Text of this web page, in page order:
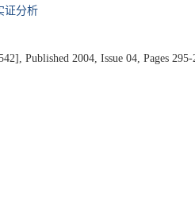
证分析
Published 2004, Issue 04, Pages 295-